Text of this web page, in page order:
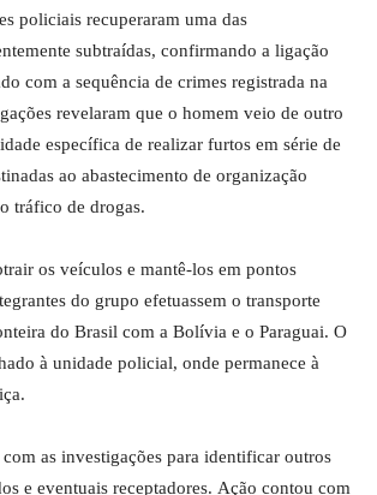
policiais recuperaram uma das
subtraídas, confirmando a ligação
com a sequência de crimes registrada na
revelaram que o homem veio de outro
específica de realizar furtos em série de
ao abastecimento de organização
tráfico de drogas.
os veículos e mantê-los em pontos
do grupo efetuassem o transporte
do Brasil com a Bolívia e o Paraguai. O
à unidade policial, onde permanece à
as investigações para identificar outros
e eventuais receptadores. Ação contou com